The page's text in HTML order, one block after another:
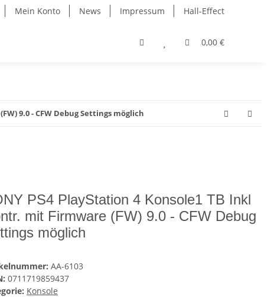
Mein Konto News Impressum Hall-Effect
0,00 €
9.0 - CFW Debug Settings möglich
PS4 PlayStation 4 Konsole1 TB Inkl
mit Firmware (FW) 9.0 - CFW Debug
möglich
AA-6103
0711719859437
Konsole